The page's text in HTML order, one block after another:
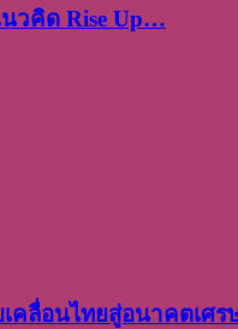
นวคิด Rise Up…
เคลื่อนไทยสู่อนาคตเ